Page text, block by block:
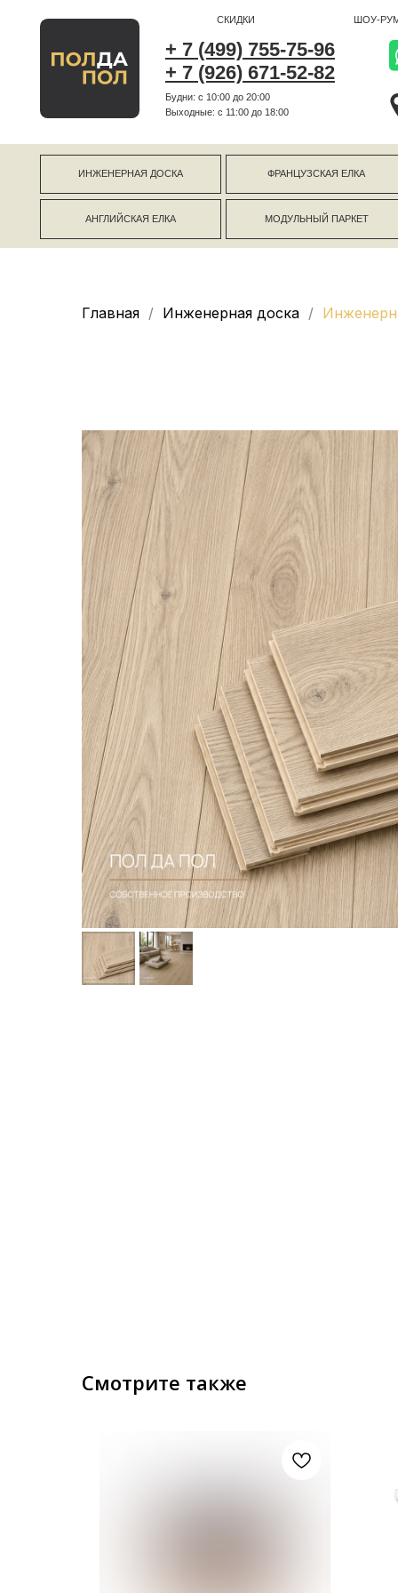
+ 7 (499) 755-75-96
+ 7 (926) 671-52-82
СКИДКИ ШОУ-РУМ
Будни: с 10:00 до 20:00
Выходные: c 11:00 до 18:00
г
ИНЖЕНЕРНАЯ ДОСКА
АНГЛИЙСКАЯ ЕЛКА
ФРАНЦУЗСКАЯ ЕЛКА
МОДУЛЬНЫЙ ПАРКЕТ
Главная Инженерная доска
Смотрите также